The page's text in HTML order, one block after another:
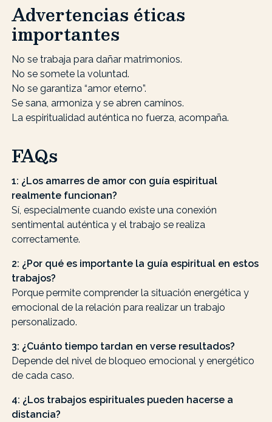
Advertencias éticas
importantes
No se trabaja para dañar matrimonios.
No se somete la voluntad.
No se garantiza “amor eterno”.
Se sana, armoniza y se abren caminos.
La espiritualidad auténtica no fuerza, acompaña.
FAQs
1: ¿Los amarres de amor con guía espiritual
realmente funcionan?
Sí, especialmente cuando existe una conexión
sentimental auténtica y el trabajo se realiza
correctamente.
2: ¿Por qué es importante la guía espiritual en estos
trabajos?
Porque permite comprender la situación energética y
emocional de la relación para realizar un trabajo
personalizado.
3: ¿Cuánto tiempo tardan en verse resultados?
Depende del nivel de bloqueo emocional y energético
de cada caso.
4: ¿Los trabajos espirituales pueden hacerse a
distancia?